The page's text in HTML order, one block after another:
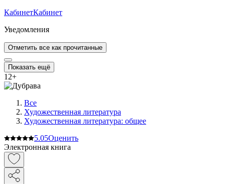
КабинетКабинет
Уведомления
Отметить все как прочитанные
Показать ещё
12+
Все
Художественная литература
Художественная литература: общее
5.05Оценить
Электронная книга